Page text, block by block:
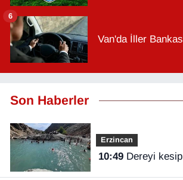
Van'da İller
6
Son Haberler
Erzincan
10:49 Dereyi